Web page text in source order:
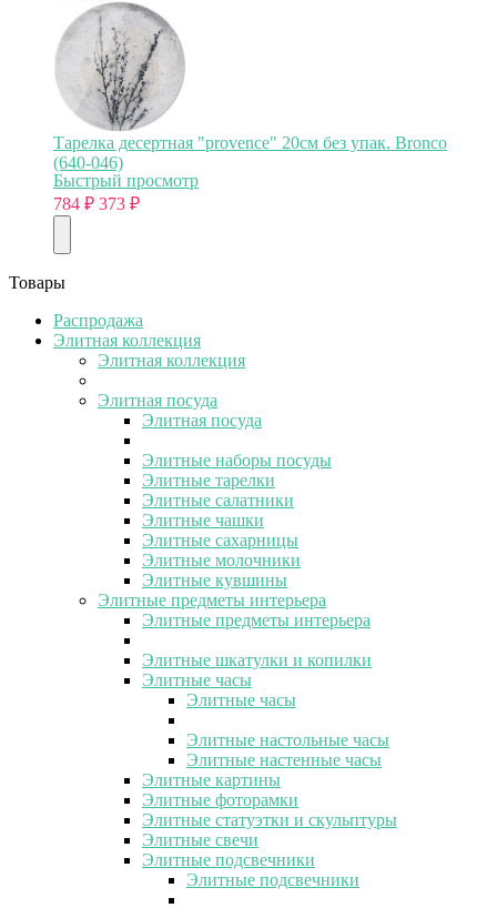
Тарелка десертная "provence" 20см без упак. Bronco
(640-046)
Быстрый просмотр
784 ₽ 373 ₽
Товары
Распродажа
Элитная коллекция
Элитная коллекция
Элитная посуда
Элитная посуда
Элитные наборы посуды
Элитные тарелки
Элитные салатники
Элитные чашки
Элитные сахарницы
Элитные молочники
Элитные кувшины
Элитные предметы интерьера
Элитные предметы интерьера
Элитные шкатулки и копилки
Элитные часы
Элитные часы
Элитные настольные часы
Элитные настенные часы
Элитные картины
Элитные фоторамки
Элитные статуэтки и скульптуры
Элитные свечи
Элитные подсвечники
Элитные подсвечники